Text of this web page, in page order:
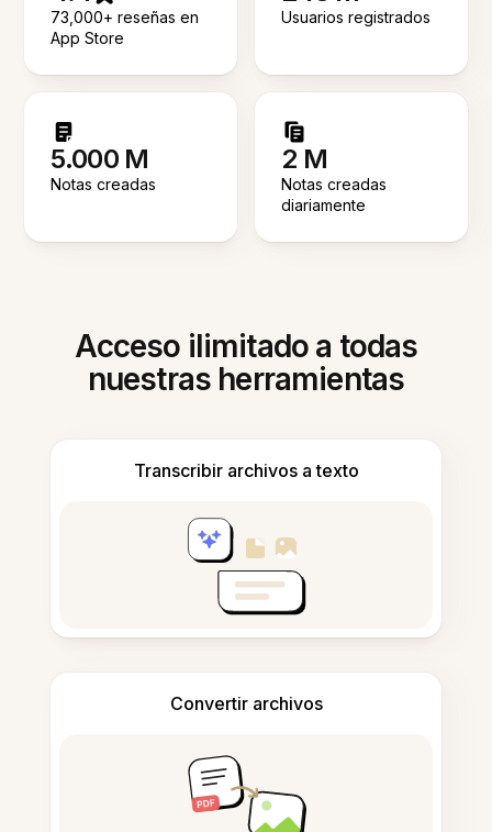
73,000+ reseñas en
App Store
Usuarios registrados
5.000 M
Notas creadas
2 M
Notas creadas
diariamente
Acceso ilimitado a todas
nuestras herramientas
Transcribir archivos a texto
Convertir archivos